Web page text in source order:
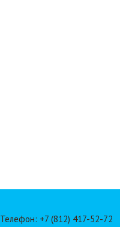
Телефон: +7 (812) 417-52-72